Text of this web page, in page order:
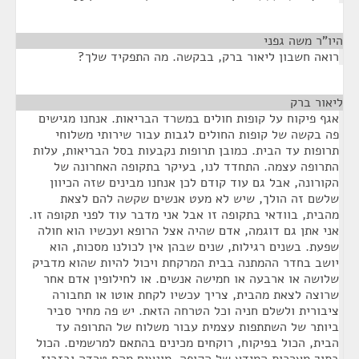
היו"ר משה גפני
רואה חשבון ליאור ברק, בבקשה. מה התפקיד שלך?
ליאור ברק
אגף פיקוח על קופות חולים במשרד הבריאות. אנחנו מגישים
פה בקשה של קופות החולים לגבות עבור שירותי משלוחי
תרופות עד הבית. כמובן תרופות נקבעות בסל הבריאות, עלות
התרופה עצמה. התחדד לנו, בעיקר בתקופה האחרונה של
הקורונה, אבל גם עוד קודם לכן אנחנו מבינים שזה הכיוון
שלשם זה הולך, שיש לא מעט אנשים שקשה להם לצאת
מהבית, בוודאי בתקופה זו אבל אני מדבר עוד לפני תקופה זו.
אני אתן גם דוגמה, אדם שהיה אצל הרופא ועכשיו הוא חולה
שפעת. בשנים רגילות, שנים שבהן אין לכולנו מסכות, הוא
יושב בחדר ההמתנה בבית המרקחת ויכול להיות שהוא מדביק
שלושה או ארבעה או חמישה אנשים. או לחילופין אדם אחר
שרוצה לצאת מהבית, צריך עכשיו לקחת אוטו או תחבורה
ציבורית ולשלם חניה וכל הטרחה הזאת. יש פה מחיר סביר
ביותר של השתתפות עצמית עבור משלוח של התרופה עד
הבית, הכול בפיקוח, רוקחים מכינים בהתאם למרשמים. הכול